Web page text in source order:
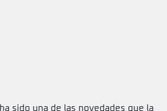
ha sido una de las novedades que la